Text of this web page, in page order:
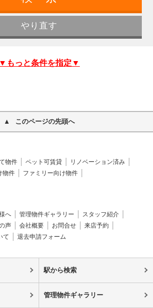
▼もっと条件を指定▼
このページの先頭へ
物件 ペット可賃貸
リノベーション済み
物件
ファミリー向け物件
へ 管理物件ギャラリー
スタッフ紹介
声 会社概要 お問合せ
来店予約
て
退去申請フォーム
駅から検索
管理物件ギャラリー